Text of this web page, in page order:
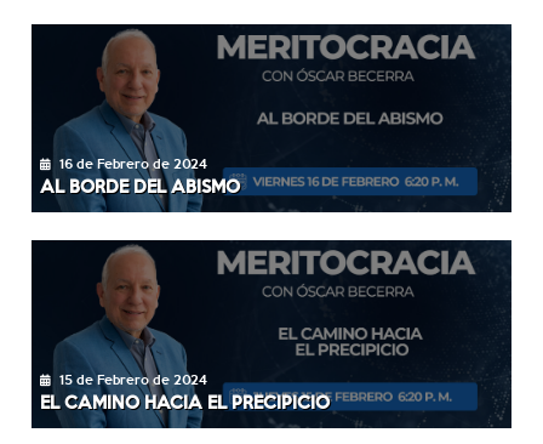
16 de Febrero de 2024
AL BORDE DEL ABISMO
15 de Febrero de 2024
EL CAMINO HACIA EL PRECIPICIO